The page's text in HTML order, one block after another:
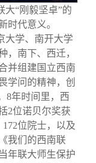
大“刚毅坚卓”的
时代意义。
大学、南开大学
，南下、西迁，
并组建国立西南
学问的精神，创
8年时间里，西
2位诺贝尔奖获
位院士，以及
我们的西南联
年联大师生保护